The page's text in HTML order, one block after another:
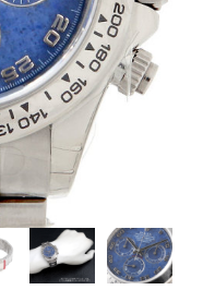
カルティエ